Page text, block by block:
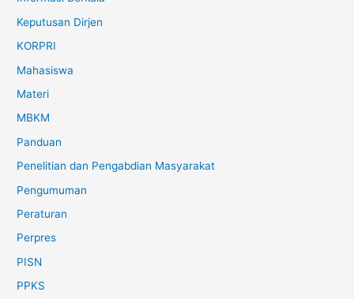
Keputusan Dirjen
KORPRI
Mahasiswa
Materi
MBKM
Panduan
Penelitian dan Pengabdian Masyarakat
Pengumuman
Peraturan
Perpres
PISN
PPKS